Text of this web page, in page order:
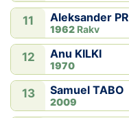
11 Aleksander
1962 Rakv
12 Anu KILKI
1970
13 Samuel TABO
2009